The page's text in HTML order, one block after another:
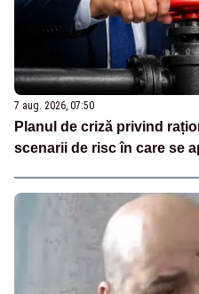
7 aug. 2026, 07:50
Planul de criză privind
scenarii de risc în care se